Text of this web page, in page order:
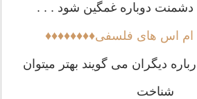
تا دشمنت دوباره غمگین شود . . .
اس های فلسفی♦♦♦♦♦♦♦♦
دیگران می گویند بهتر میتوان
شناخت